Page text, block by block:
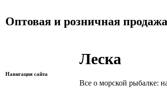
Оптовая и розничная
Навигация сайта
Леска
Все о морской рыбалке: